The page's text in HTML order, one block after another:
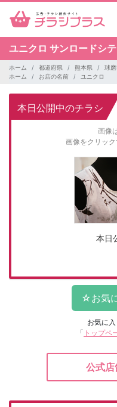
ユニクロ サンロードシ
ホーム 都道府県 熊本県
球
ホーム
お店の名前 ユニクロ
本日公開中のチラシ
画像
画像をクリック
本日
お気に
「 トップペ
公式店